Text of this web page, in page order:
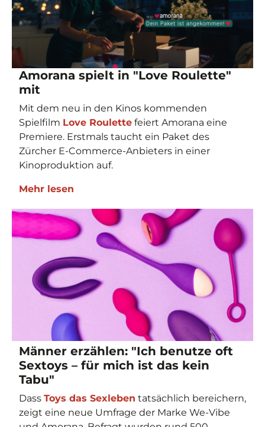
Amorana spielt in "Love Roulette"
mit
Mit dem neu in den Kinos kommenden
Spielfilm Love Roulette feiert Amorana eine
Premiere. Erstmals taucht ein Paket des
Zürcher E-Commerce-Anbieters in einer
Kinoproduktion auf.
Mehr lesen
Männer erzählen: "Ich benutze oft
Sextoys – für mich ist das kein
Tabu"
Dass Toys das Sexleben tatsächlich bereichern,
zeigt eine neue Umfrage der Marke We-Vibe